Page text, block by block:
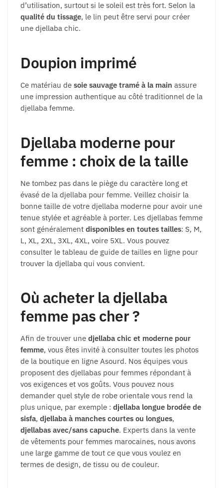
d’utilisation, surtout si le soleil est très fort. Selon la
qualité du tissage, le lin peut être servi pour créer
une djellaba chic.
Doupion imprimé
Ce matériau de soie sauvage tramé à la main assure
une impression authentique au côté traditionnel de la
djellaba femme.
Djellaba moderne pour
femme : choix de la taille
Ne tombez pas dans le piège du caractère long et
évasé de la djellaba pour femme. Veillez choisir la
bonne taille de votre djellaba moderne pour avoir une
tenue stylée et agréable à porter. Les djellabas femme
sont généralement disponibles en toutes tailles: S, M,
L, XL, 2XL, 3XL, 4XL, voire 5XL. Vous pouvez
consulter le tableau de guide de tailles en ligne pour
trouver la djellaba qui vous convient.
Où acheter la djellaba
femme pas cher ?
Afin de trouver une djellaba chic et moderne pour
femme, vous êtes invité à consulter toutes les photos
de la boutique en ligne Asourd. Nos équipes vous
proposent des djellabas pour femmes répondant à
vos exigences et vos goûts. Vous pouvez nous
demander quel style de robe orientale vous rend la
plus unique, par exemple : djellaba longue brodée de
sisfa, djellaba à manches courtes ou longues,
djellabas avec/sans capuche. Experts dans la vente
de vêtements pour femmes marocaines, nous avons
une large gamme de tout ce que vous voulez en
termes de design, de tissu ou de couleur.